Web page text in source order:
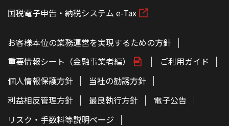
国税電子申告・納税システム e-Tax
お客様本位の業務運営を実現するための方針
重要情報シート（金融事業者編）
ご利用ガイド
個人情報保護方針
当社の勧誘方針
利益相反管理方針
最良執行方針
電子公告
リスク・手数料等説明ページ